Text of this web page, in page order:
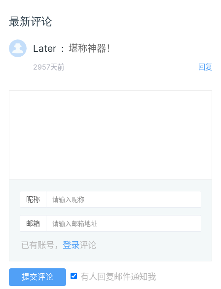
最新评论
Later :堪称神器！
2957天前 回复
昵称
邮箱
已有账号，登录评论
提交评论 有人回复邮件通知我